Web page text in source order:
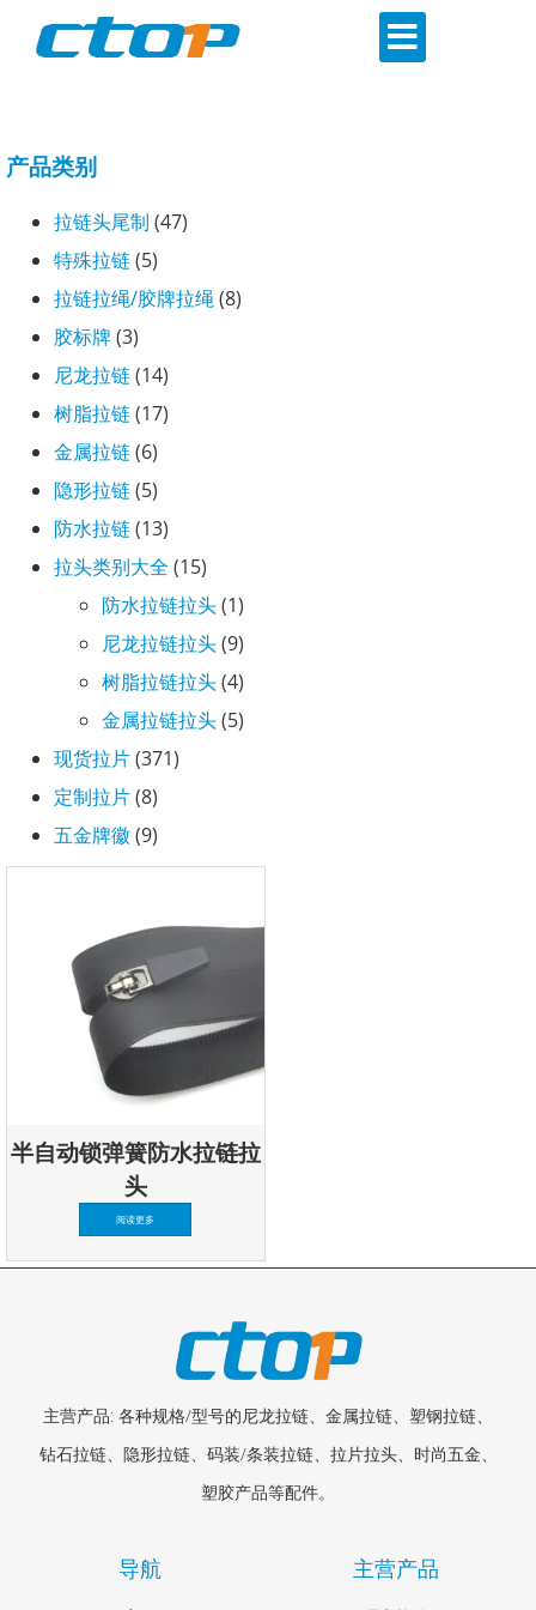
产品类别
拉链头尾制 (47)
特殊拉链(5)
拉链拉绳/胶牌拉绳(8)
胶标牌(3)
尼龙拉链(14)
树脂拉链(17)
金属拉链(6)
隐形拉链(5)
防水拉链(13)
拉头类别大全 (15)
防水拉链拉头(1)
尼龙拉链拉头(9)
树脂拉链拉头(4)
金属拉链拉头(5)
现货拉片(371)
定制拉片(8)
五金牌徽(9)
半自动锁弹簧防水拉链拉
头
阅读更多
主营产品: 各种规格/型号的尼龙拉链、金属拉链、塑钢拉链、
钻石拉链、隐形拉链、码装/条装拉链、拉片拉头、时尚五金、
塑胶产品等配件。
导航 主营产品